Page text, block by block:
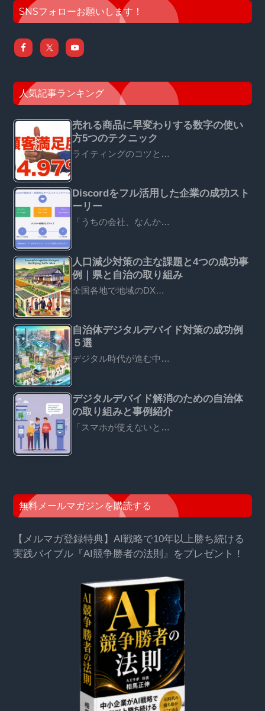
SNSフォローお願いします！
人気記事ランキング
売れる商品に早変わりする数字の使い
方5つのテクニック
ライティングのコツと…
Discordをフル活用した企業の成功スト
ーリー
「うちの会社、なんか…
人口減少対策の主な課題と4つの成功事
例｜県と自治の取り組み
全国各地で地域のDX…
自治体デジタルデバイド対策の成功例
５選
デジタル時代が進む中…
デジタルデバイド解消のための自治体
の取り組みと事例紹介
「スマホが使えないと…
無料メールマガジンを購読する
【メルマガ登録特典】AI戦略で10年以上勝ち続ける
実践バイブル『AI競争勝者の法則』をプレゼント！